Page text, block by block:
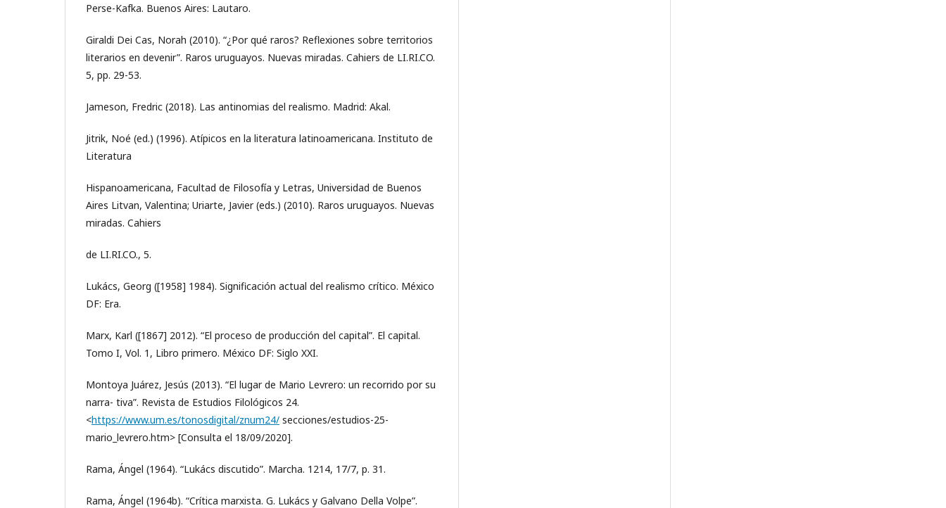
Perse-Kafka. Buenos Aires: Lautaro.
Giraldi Dei Cas, Norah (2010). “¿Por qué raros? Reflexiones sobre territorios
literarios en devenir”. Raros uruguayos. Nuevas miradas. Cahiers de LI.RI.CO.
5, pp. 29-53.
Jameson, Fredric (2018). Las antinomias del realismo. Madrid: Akal.
Jitrik, Noé (ed.) (1996). Atípicos en la literatura latinoamericana. Instituto de
Literatura
Hispanoamericana, Facultad de Filosofía y Letras, Universidad de Buenos
Aires Litvan, Valentina; Uriarte, Javier (eds.) (2010). Raros uruguayos. Nuevas
miradas. Cahiers
de LI.RI.CO., 5.
Lukács, Georg ([1958] 1984). Significación actual del realismo crítico. México
DF: Era.
Marx, Karl ([1867] 2012). “El proceso de producción del capital”. El capital.
Tomo I, Vol. 1, Libro primero. México DF: Siglo XXI.
Montoya Juárez, Jesús (2013). “El lugar de Mario Levrero: un recorrido por su
narra- tiva”. Revista de Estudios Filológicos 24.
<https://www.um.es/tonosdigital/znum24/ secciones/estudios-25-
mario_levrero.htm> [Consulta el 18/09/2020].
Rama, Ángel (1964). “Lukács discutido”. Marcha. 1214, 17/7, p. 31.
Rama, Ángel (1964b). “Crítica marxista. G. Lukács y Galvano Della Volpe”.